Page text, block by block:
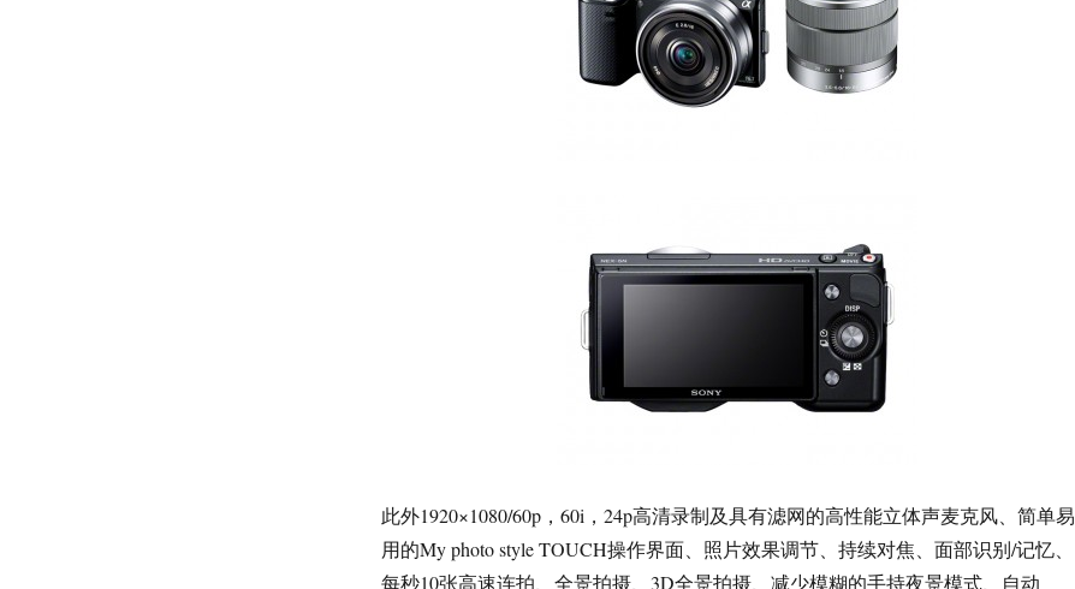
此外1920×1080/60p，60i，24p高清录制及具有滤网的高性能立体声麦克风、简单易
用的My photo style TOUCH操作界面、照片效果调节、持续对焦、面部识别/记忆、
每秒10张高速连拍、全景拍摄、3D全景拍摄、减少模糊的手持夜景模式、自动